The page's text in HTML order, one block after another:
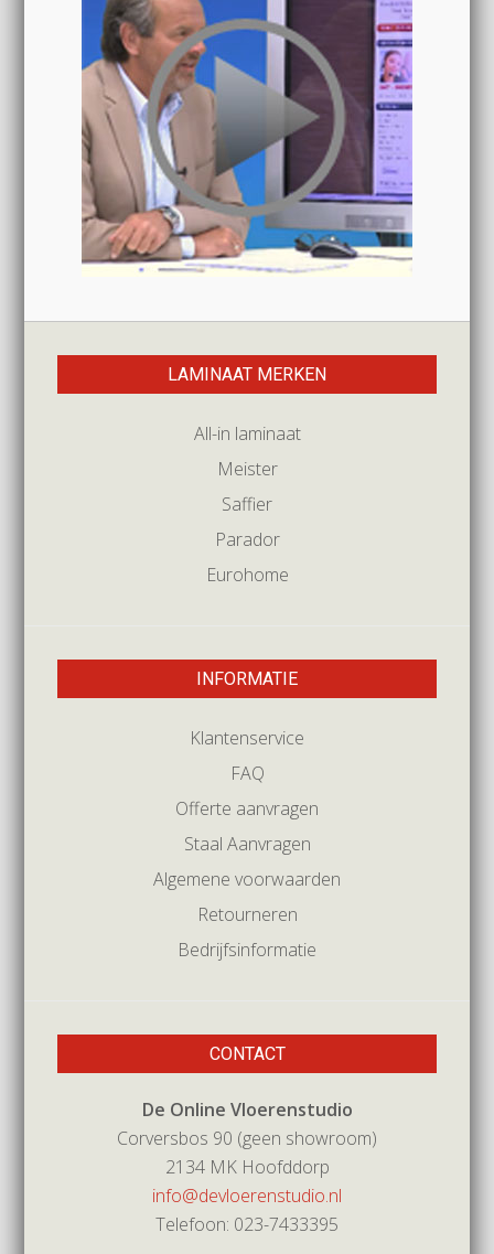
LAMINAAT MERKEN
All-in laminaat
Meister
Saffier
Parador
Eurohome
INFORMATIE
Klantenservice
FAQ
Offerte aanvragen
Staal Aanvragen
Algemene voorwaarden
Retourneren
Bedrijfsinformatie
CONTACT
De Online Vloerenstudio
Corversbos 90 (geen showroom)
2134 MK Hoofddorp
info@devloerenstudio.nl
Telefoon: 023-7433395